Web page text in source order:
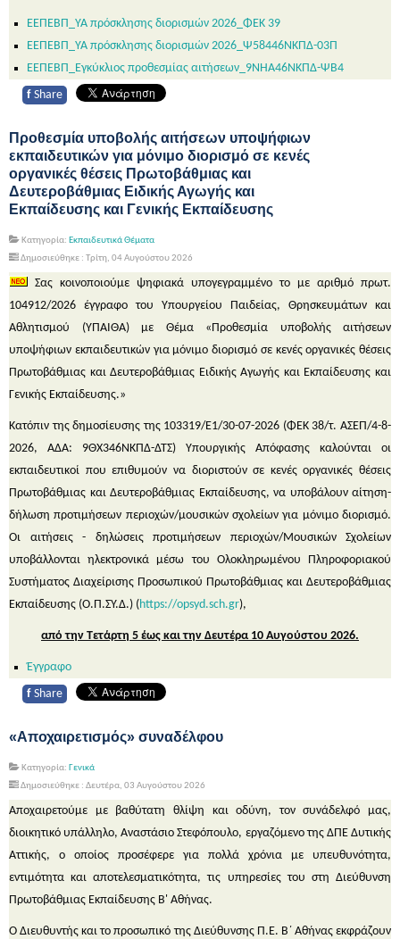
ΕΕΠΕΒΠ_ΥΑ πρόσκλησης διορισμών 2026_ΦΕΚ 39
ΕΕΠΕΒΠ_ΥΑ πρόσκλησης διορισμών 2026_Ψ58446ΝΚΠΔ-03Π
ΕΕΠΕΒΠ_Εγκύκλιος προθεσμίας αιτήσεων_9ΝΗΑ46ΝΚΠΔ-ΨΒ4
f Share
Προθεσμία υποβολής αιτήσεων υποψήφιων
εκπαιδευτικών για μόνιμο διορισμό σε κενές
οργανικές θέσεις Πρωτοβάθμιας και
Δευτεροβάθμιας Ειδικής Αγωγής και
Εκπαίδευσης και Γενικής Εκπαίδευσης
Κατηγορία: Εκπαιδευτικά Θέματα
Δημοσιεύθηκε : Τρίτη, 04 Αυγούστου 2026
Σας κοινοποιούμε ψηφιακά υπογεγραμμένο το με αριθμό πρωτ.
104912/2026 έγγραφο του Υπουργείου Παιδείας, Θρησκευμάτων και
Αθλητισμού (ΥΠΑΙΘΑ) με Θέμα «Προθεσμία υποβολής αιτήσεων
υποψήφιων εκπαιδευτικών για μόνιμο διορισμό σε κενές οργανικές θέσεις
Πρωτοβάθμιας και Δευτεροβάθμιας Ειδικής Αγωγής και Εκπαίδευσης και
Γενικής Εκπαίδευσης.»
Κατόπιν της δημοσίευσης της 103319/Ε1/30-07-2026 (ΦΕΚ 38/τ. ΑΣΕΠ/4-8-
2026, ΑΔΑ: 9ΘΧ346ΝΚΠΔ-ΔΤΣ) Υπουργικής Απόφασης καλούνται οι
εκπαιδευτικοί που επιθυμούν να διοριστούν σε κενές οργανικές θέσεις
Πρωτοβάθμιας και Δευτεροβάθμιας Εκπαίδευσης, να υποβάλουν αίτηση-
δήλωση προτιμήσεων περιοχών/μουσικών σχολείων για μόνιμο διορισμό.
Οι αιτήσεις - δηλώσεις προτιμήσεων περιοχών/Μουσικών Σχολείων
υποβάλλονται ηλεκτρονικά μέσω του Ολοκληρωμένου Πληροφοριακού
Συστήματος Διαχείρισης Προσωπικού Πρωτοβάθμιας και Δευτεροβάθμιας
Εκπαίδευσης (Ο.Π.ΣΥ.Δ.) (https://opsyd.sch.gr),
από την Τετάρτη 5 έως και την Δευτέρα 10 Αυγούστου 2026.
Έγγραφο
f Share
«Αποχαιρετισμός» συναδέλφου
Κατηγορία: Γενικά
Δημοσιεύθηκε : Δευτέρα, 03 Αυγούστου 2026
Αποχαιρετούμε με βαθύτατη θλίψη και οδύνη, τον συνάδελφό μας,
διοικητικό υπάλληλο, Αναστάσιο Στεφόπουλο, εργαζόμενο της ΔΠΕ Δυτικής
Αττικής, ο οποίος προσέφερε για πολλά χρόνια με υπευθυνότητα,
εντιμότητα και αποτελεσματικότητα, τις υπηρεσίες του στη Διεύθυνση
Πρωτοβάθμιας Εκπαίδευσης Β' Αθήνας.
Ο Διευθυντής και το προσωπικό της Διεύθυνσης Π.Ε. Β΄ Αθήνας εκφράζουν